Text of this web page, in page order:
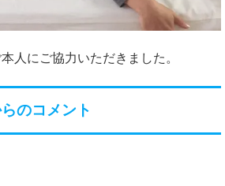
人にご協力いただきました。
のコメント